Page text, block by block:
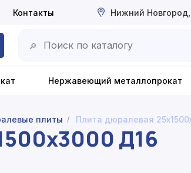
🔎
Нержавеющий металлопрокат
Контакты Нижний
плиты / Плита дюралевая
Д16